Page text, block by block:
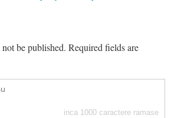
be published. Required fields are
inca 1000 caractere ramase